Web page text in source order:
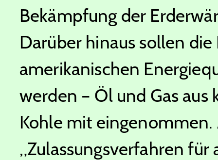
Bekämpfung der
Darüber hinaus sollen
amerikanischen
werden – Öl und Gas
Kohle mit
„Zulassungsverfahren für